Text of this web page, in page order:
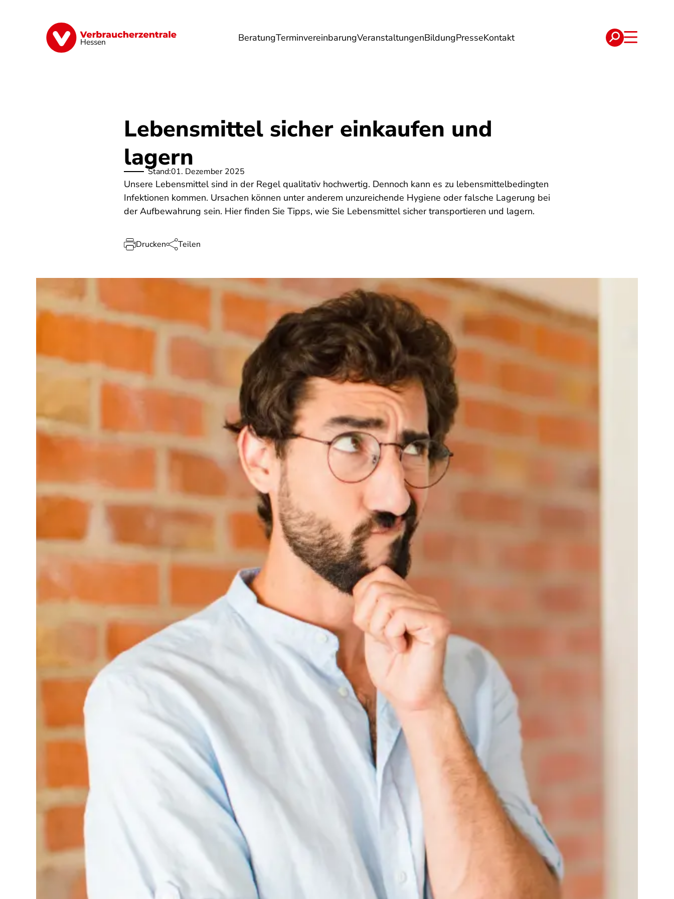
Hessen BeratungTerminvereinbarungVeranstaltungenBildungPresseKontakt
Digitales Energie Finanzen Gesundheit Lebensmittel Reise Umwelt Verträge
Lebensmittel sicher einkaufen und
lagern
Stand:01. Dezember 2025
Unsere Lebensmittel sind in der Regel qualitativ hochwertig. Dennoch kann es zu lebensmittelbedingten
Infektionen kommen. Ursachen können unter anderem unzureichende Hygiene oder falsche Lagerung bei
der Aufbewahrung sein. Hier finden Sie Tipps, wie Sie Lebensmittel sicher transportieren und lagern.
Drucken Teilen